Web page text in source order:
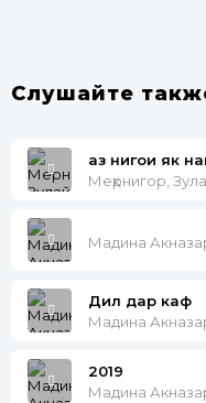
Слушайте
аз нигоҳи як
Мадина
Дил дар каф
Мадина
2019
Мадина